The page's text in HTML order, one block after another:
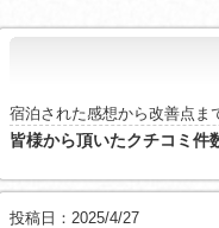
宿泊された感想から改善点ま
皆様から頂いたクチコミ件
投稿日：2025/4/27